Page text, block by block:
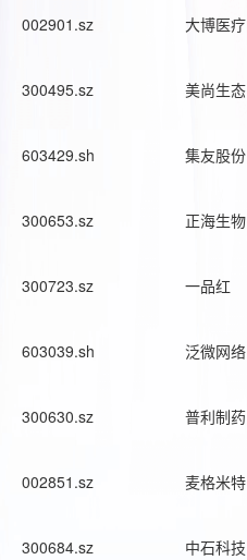
002901.sz 大博医疗
300495.sz 美尚生态
603429.sh 集友股份
300653.sz 正海生物
300723.sz 一品红
603039.sh 泛微网络
300630.sz 普利制药
002851.sz 麦格米特
300684.sz 中石科技